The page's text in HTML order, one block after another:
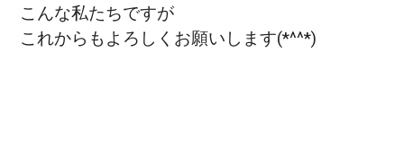
こんな私たちですが
これからもよろしくお願いします(*^^*)